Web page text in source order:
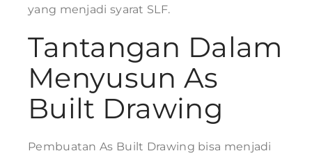
yang menjadi syarat SLF.
Tantangan Dalam
Menyusun As
Built Drawing
Pembuatan As Built Drawing bisa menjadi